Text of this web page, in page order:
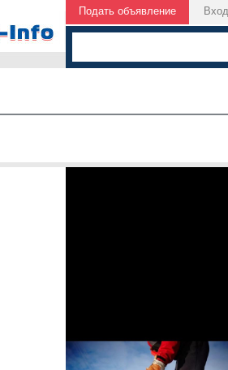
Подать объявление Вход